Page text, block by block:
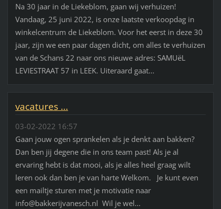
Na 30 jaar in de Liekeblom, gaan wij verhuizen!
Vandaag, 25 juni 2022, is onze laatste verkoopdag in
winkelcentrum de Liekeblom. Voor het eerst in deze 30
jaar, zijn we een paar dagen dicht, om alles te verhuizen
van de Schans 22 naar ons nieuwe adres: SAMUëL
LEVIESTRAAT 57 in LEEK. Uiteraard gaat...
vacatures ...
03-02-2022 16:57
Gaan jouw ogen sprankelen als je denkt aan bakken?
Dan ben jij degene die in ons team past! Als je al
ervaring hebt is dat mooi, als je alles heel graag wilt
leren ook dan ben je van harte Welkom. Je kunt even
een mailtje sturen met je motivatie naar
info@bakkerijvanesch.nl Wil je wel...